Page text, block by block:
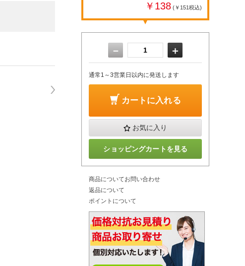
￥138 (￥151税込)
－ ＋
通常1～3営業日以内に発送します
カートに入れる
お気に入り
ショッピングカートを見る
商品についてお問い合わせ
返品について
ポイントについて